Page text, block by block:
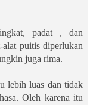
padat , dan
alat puitis diperlukan
juga rima.
lebih luas dan tidak
Oleh karena itu